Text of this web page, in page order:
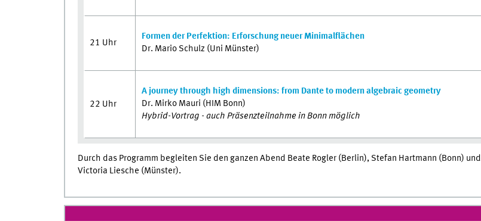
21 Uhr
Formen der Perfektion: Erforschung neuer Minimalflächen
Dr. Mario Schulz (Uni Münster)
22 Uhr
A journey through high dimensions: from Dante to modern algebraic geometry
Dr. Mirko Mauri (HIM Bonn)
Hybrid-Vortrag - auch Präsenzteilnahme in Bonn möglich
Durch das Programm begleiten Sie den ganzen Abend Beate Rogler (Berlin), Stefan Hartmann (Bonn) und
Victoria Liesche (Münster).